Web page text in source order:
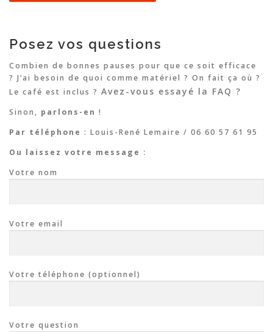
Posez vos questions
Combien de bonnes pauses pour que ce soit efficace
? J’ai besoin de quoi comme matériel ? On fait ça où ?
Le café est inclus ? Avez-vous essayé la FAQ ?
Sinon, parlons-en !
Par téléphone : Louis-René Lemaire / 06 60 57 61 95
Ou laissez votre message :
Votre nom
Votre email
Votre téléphone (optionnel)
Votre question